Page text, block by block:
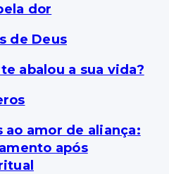
dor
de Deus
abalou a sua vida?
ao amor de aliança:
após